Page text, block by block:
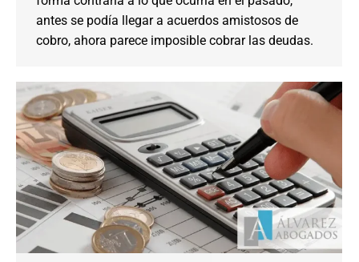
antes se podía llegar a acuerdos amistosos de
cobro, ahora parece imposible cobrar las deudas.